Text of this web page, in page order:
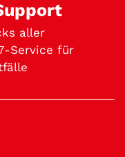
aller
Service für